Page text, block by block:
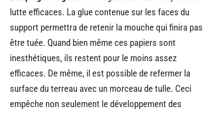
lutte efficaces. La glue contenue sur les faces du
support permettra de retenir la mouche qui finira pas
être tuée. Quand bien même ces papiers sont
inesthétiques, ils restent pour le moins assez
efficaces. De même, il est possible de refermer la
surface du terreau avec un morceau de tulle. Ceci
empêche non seulement le développement des